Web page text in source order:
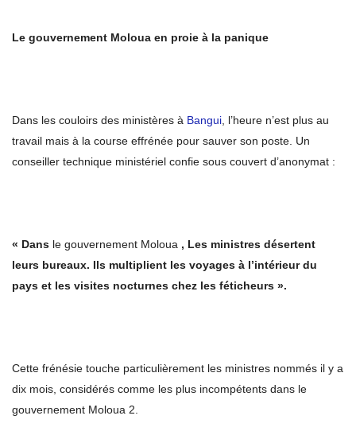
Le gouvernement Moloua en proie à la panique
Dans les couloirs des ministères à Bangui, l’heure n’est plus au
travail mais à la course effrénée pour sauver son poste. Un
conseiller technique ministériel confie sous couvert d’anonymat :
« Dans le gouvernement Moloua , Les ministres désertent
leurs bureaux. Ils multiplient les voyages à l’intérieur du
pays et les visites nocturnes chez les féticheurs ».
Cette frénésie touche particulièrement les ministres nommés il y a
dix mois, considérés comme les plus incompétents dans le
gouvernement Moloua 2.